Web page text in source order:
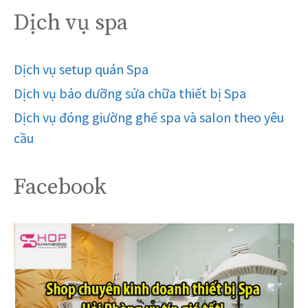
Dịch vụ spa
Dịch vụ setup quán Spa
Dịch vụ bảo dưỡng sửa chữa thiết bị Spa
Dịch vụ đóng giường ghế spa và salon theo yêu
cầu
Facebook